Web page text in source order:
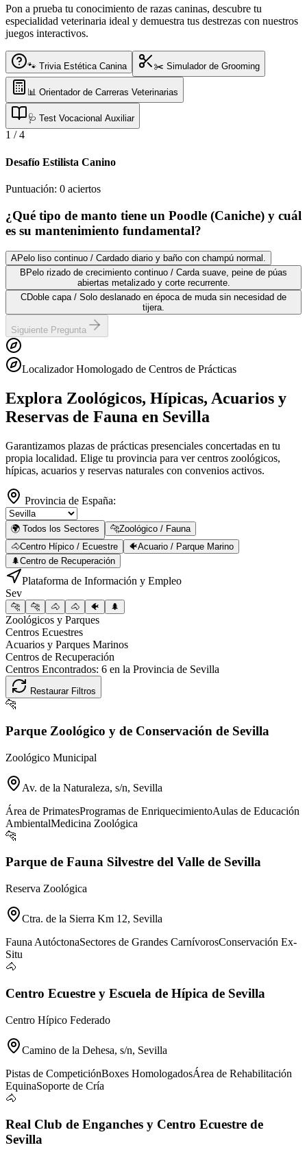
Pon a prueba tu conocimiento de razas caninas, descubre tu
especialidad veterinaria ideal y demuestra tus destrezas con nuestros
juegos interactivos.
🐾 Trivia Estética Canina ✂️ Simulador de Grooming
📊 Orientador de Carreras Veterinarias
🩺 Test Vocacional Auxiliar
1 /4
Desafío Estilista Canino
Puntuación: 0 aciertos
¿Qué tipo de manto tiene un Poodle (Caniche) y cuál
es su mantenimiento fundamental?
APelo liso continuo / Cardado diario y baño con champú normal.
B Pelo rizado de crecimiento continuo / Carda suave, peine de púas
abiertas metalizado y corte recurrente.
CDoble capa / Solo deslanado en época de muda sin necesidad de
tijera.
Siguiente Pregunta
Localizador Homologado de Centros de Prácticas
Explora Zoológicos, Hípicas, Acuarios y
Reservas de Fauna en Sevilla
Garantizamos plazas de prácticas presenciales concertadas en tu
propia localidad. Elige tu provincia para ver centros zoológicos,
hípicas, acuarios y reservas naturales con convenios activos.
Provincia de España:
🌍 Todos los Sectores 🐆Zoológico / Fauna
🐴Centro Hípico / Ecuestre 🐠Acuario / Parque Marino
🌲Centro de Recuperación
Plataforma de Información y Empleo
Sev
🐆 🐆 🐴 🐴 🐠 🌲
Zoológicos y Parques
Centros Ecuestres
Acuarios y Parques Marinos
Centros de Recuperación
Centros Encontrados: 6 en la Provincia de Sevilla
Restaurar Filtros
🐆
Parque Zoológico y de Conservación de Sevilla
Zoológico Municipal
Av. de la Naturaleza, s/n, Sevilla
Área de PrimatesProgramas de EnriquecimientoAulas de Educación
AmbientalMedicina Zoológica
🐆
Parque de Fauna Silvestre del Valle de Sevilla
Reserva Zoológica
Ctra. de la Sierra Km 12, Sevilla
Fauna AutóctonaSectores de Grandes CarnívorosConservación Ex-
Situ
🐴
Centro Ecuestre y Escuela de Hípica de Sevilla
Centro Hípico Federado
Camino de la Dehesa, s/n, Sevilla
Pistas de CompeticiónBoxes HomologadosÁrea de Rehabilitación
EquinaSoporte de Cría
🐴
Real Club de Enganches y Centro Ecuestre de
Sevilla